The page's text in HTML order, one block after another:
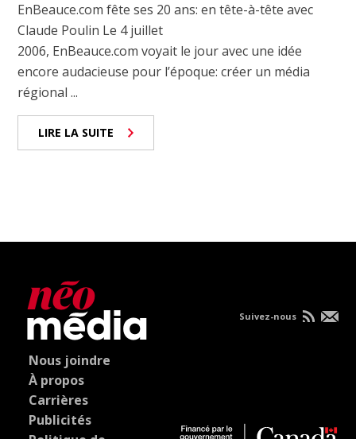
EnBeauce.com fête ses 20 ans: en tête-à-tête avec
Claude Poulin Le 4 juillet
2006, EnBeauce.com voyait le jour avec une idée
encore audacieuse pour l’époque: créer un média
régional ...
LIRE LA SUITE
Nous joindre
À propos
Carrières
Publicités
Suivez-nous